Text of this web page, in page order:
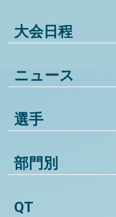
大会日程
ニュース
選手
部門別
QT